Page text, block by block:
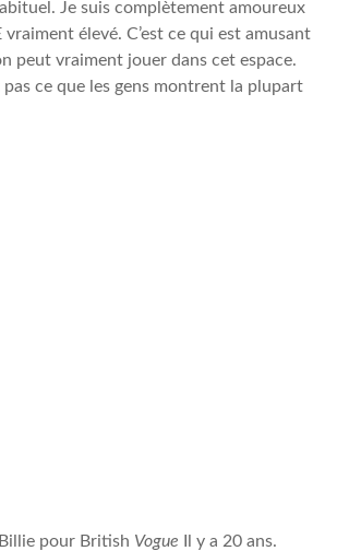
Je suis complètement amoureux
vraiment élevé. C’est ce qui est amusant
peut vraiment jouer dans cet espace.
pas ce que les gens montrent la plupart
pour British Vogue Il y a 20 ans.